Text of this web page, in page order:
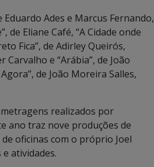
Ades e Marcus Fernando,
de Eliane Café, “A Cidade onde
Fica”, de Adirley Queirós,
Carvalho e “Arábia”, de João
de João Moreira Salles,
realizados por
ano traz nove produções de
oficinas com o próprio Joel
atividades.